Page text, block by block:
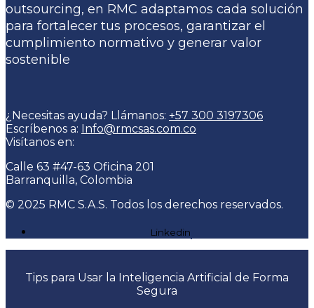
outsourcing, en RMC adaptamos cada solución
para fortalecer tus procesos, garantizar el
cumplimiento normativo y generar valor
sostenible
¿Necesitas ayuda? Llámanos: +57 300 3197306
Escríbenos a: Info@rmcsas.com.co
Visítanos en:
Calle 63 #47-63 Oficina 201
Barranquilla, Colombia
© 2025 RMC S.A.S. Todos los derechos reservados.
Linkedin
Tips para Usar la Inteligencia Artificial de Forma
Segura